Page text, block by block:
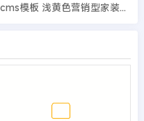
(PC+WAP)家居装饰建材网站pbootcms模板 浅黄色营销型家装网站源码